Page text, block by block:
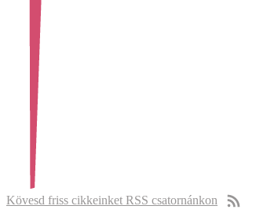
Kövesd friss cikkeinket RSS csatornánkon